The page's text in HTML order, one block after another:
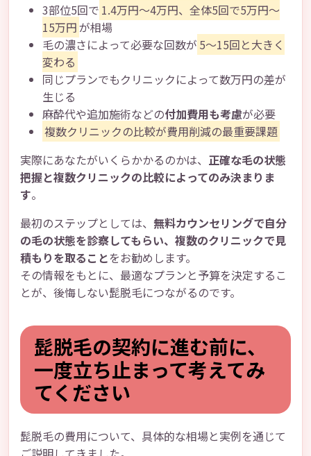
3部位5回で 1.4万円～4万円、全体5回で5万円～
15万円が相場
毛の濃さによって必要な回数が 5～15回と大きく
変わる
同じプランでもクリニックによって数万円の差が
生じる
麻酔代や追加施術などの付加費用も考慮が必要
複数クリニックの比較が費用削減の最重要課題
実際にあなたがいくらかかるのかは、 正確な毛の状態
把握と複数クリニックの比較によってのみ決まりま
す。
最初のステップとしては、 無料カウンセリングで自分
の毛の状態を診察してもらい、複数のクリニックで見
積もりを取ることをお勧めします。
その情報をもとに、最適なプランと予算を決定するこ
とが、後悔しない髭脱毛につながるのです。
髭脱毛の契約に進む前に、
一度立ち止まって考えてみ
てください
髭脱毛の費用について、具体的な相場と実例を通じて